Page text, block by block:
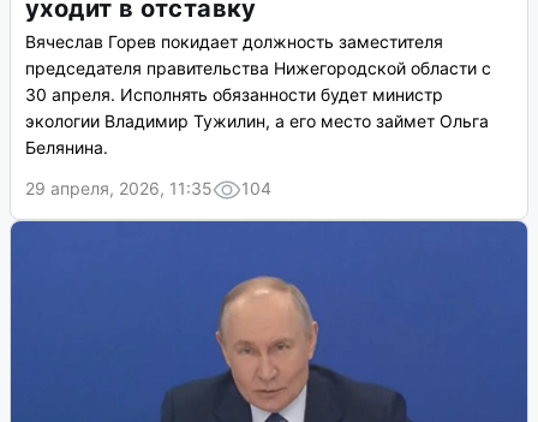
уходит в отставку
Вячеслав Горев покидает должность заместителя
председателя правительства Нижегородской области с
30 апреля. Исполнять обязанности будет министр
экологии Владимир Тужилин, а его место займет Ольга
Белянина.
29 апреля, 2026, 11:35
104